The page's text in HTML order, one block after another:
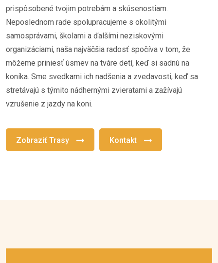
prispôsobené tvojim potrebám a skúsenostiam.
Neposlednom rade spolupracujeme s okolitými
samosprávami, školami a ďalšími neziskovými
organizáciami, naša najväčšia radosť spočíva v tom, že
môžeme priniesť úsmev na tváre detí, keď si sadnú na
koníka. Sme svedkami ich nadšenia a zvedavosti, keď sa
stretávajú s týmito nádhernými zvieratami a zažívajú
vzrušenie z jazdy na koni.
Zobraziť Trasy Kontakt